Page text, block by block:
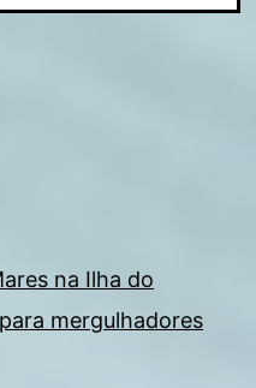
na Ilha do
mergulhadores